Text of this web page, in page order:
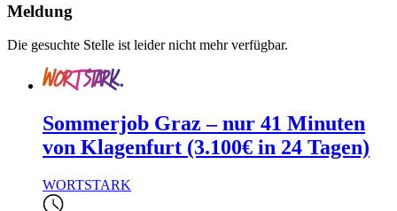
Meldung
Die gesuchte Stelle ist leider nicht mehr verfügbar.
Sommerjob Graz – nur 41 Minuten
von Klagenfurt (3.100€ in 24 Tagen)
WORTSTARK